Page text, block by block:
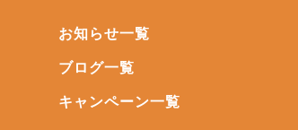
お知らせ一覧
ブログ一覧
キャンペーン一覧